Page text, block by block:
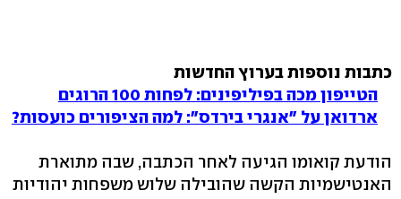
כתבות נוספות בערוץ החדשות
הטייפון מכה בפיליפינים: לפחות 100 הרוגים
ארדואן על "אנגרי בירדס": למה הציפורים כועסות?
הודעת קואומו הגיעה לאחר הכתבה, שבה מתוארת
האנטישמיות הקשה שהובילה שלוש משפחות יהודיות